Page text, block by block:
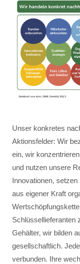
Unser konkretes
Aktionsfelder: Wir
ein, wir
und nutzen unsere
Innovationen,
aus eigener Kraft
Schlüssellieferanten
Gehälter, wir bilden
gesellschaftlich.
verbunden. Ihre